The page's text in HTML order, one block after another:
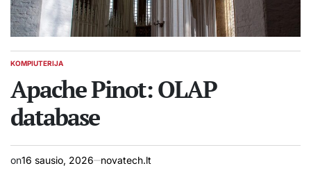
POSTED
KOMPIUTERIJA
Apache Pinot: OLAP
database
on16 sausio, 2026 novatech.lt